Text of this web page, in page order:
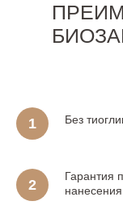
Без
Гарантия
нанесения